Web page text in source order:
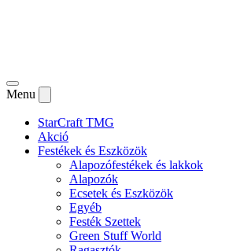
Menu
StarCraft TMG
Akció
Festékek és Eszközök
Alapozófestékek és lakkok
Alapozók
Ecsetek és Eszközök
Egyéb
Festék Szettek
Green Stuff World